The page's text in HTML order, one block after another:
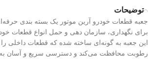
توضیحات
جعبه قطعات خودرو آرین موتور یک بسته‌ بندی
برای نگهداری، سازمان‌ دهی و حمل انواع قطعات
این جعبه به گونه‌ای ساخته شده که قطعات داخلی را
رطوبت محافظت می‌کند و دسترسی سریع و آسان به